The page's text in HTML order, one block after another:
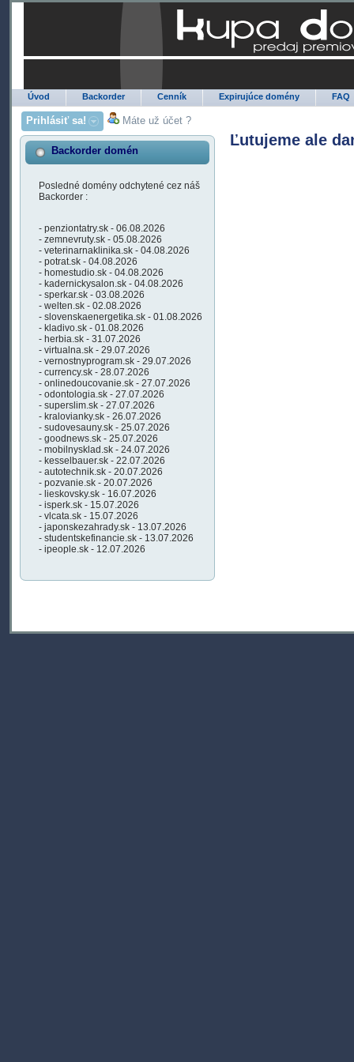
Úvod Backorder Cenník Expirujúce domény FAQ
Prihlásiť sa! Máte už účet ?
Backorder domén
Posledné domény odchytené cez náš
Backorder :
- penziontatry.sk - 06.08.2026
- zemnevruty.sk - 05.08.2026
- veterinarnaklinika.sk - 04.08.2026
- potrat.sk - 04.08.2026
- homestudio.sk - 04.08.2026
- kadernickysalon.sk - 04.08.2026
- sperkar.sk - 03.08.2026
- welten.sk - 02.08.2026
- slovenskaenergetika.sk - 01.08.2026
- kladivo.sk - 01.08.2026
- herbia.sk - 31.07.2026
- virtualna.sk - 29.07.2026
- vernostnyprogram.sk - 29.07.2026
- currency.sk - 28.07.2026
- onlinedoucovanie.sk - 27.07.2026
- odontologia.sk - 27.07.2026
- superslim.sk - 27.07.2026
- kralovianky.sk - 26.07.2026
- sudovesauny.sk - 25.07.2026
- goodnews.sk - 25.07.2026
- mobilnysklad.sk - 24.07.2026
- kesselbauer.sk - 22.07.2026
- autotechnik.sk - 20.07.2026
- pozvanie.sk - 20.07.2026
- lieskovsky.sk - 16.07.2026
- isperk.sk - 15.07.2026
- vlcata.sk - 15.07.2026
- japonskezahrady.sk - 13.07.2026
- studentskefinancie.sk - 13.07.2026
- ipeople.sk - 12.07.2026
Ľutujeme ale